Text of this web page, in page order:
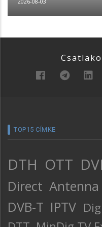
TOP15 CÍMKE
DTH OTT
Direct
DVB-T IPTV